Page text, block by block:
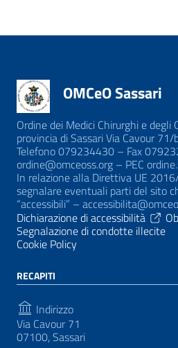
OMCeO Sassari
Ordine dei Medici Chirurghi e
provincia di Sassari Via Cavour
Telefono 079234430 – Fax
ordine@omceoss.org – PEC
In relazione alla Direttiva UE
segnalare eventuali parti del sito
“accessibili” –
Dichiarazione di accessibilità
Segnalazione di condotte illecite
Cookie Policy
RECAPITI
Indirizzo
Via Cavour 71
07100, Sassari